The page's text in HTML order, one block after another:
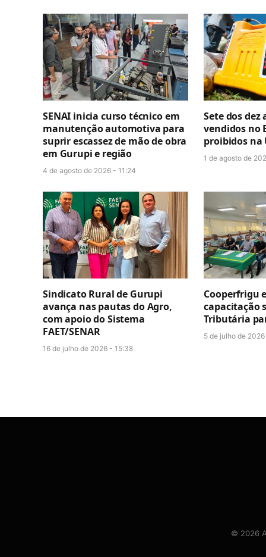
SENAI inicia curso técnico em
manutenção automotiva para
suprir escassez de mão de obra
em Gurupi e região
4 de agosto de 2026 - 11:24
Sete dos
vendidos no
proibidos na
1 de agosto de
Sindicato Rural de Gurupi
avança nas pautas do Agro,
com apoio do Sistema
FAET/SENAR
16 de julho de 2026 - 15:38
Cooperfrigu
capacitação
Tributária
5 de julho de
© 2026